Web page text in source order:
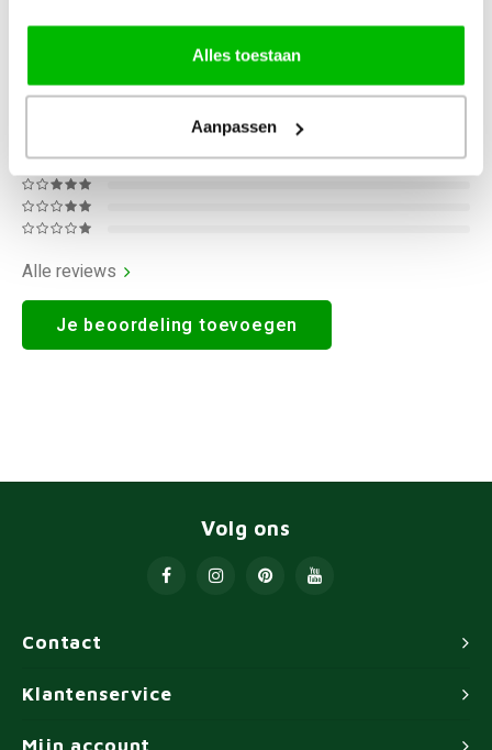
Alles toestaan
Aanpassen
0
BEOORDELINGEN
0Reviews
Alle reviews
Je beoordeling toevoegen
Contact
Volg ons
Klantenservice
Mijn account